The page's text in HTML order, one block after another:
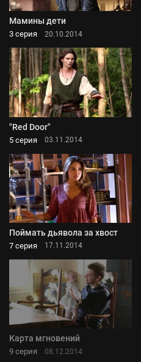
Мамины дети
3 серия 20.10.2014
"Red Door"
5 серия 03.11.2014
Поймать дьявола за хвост
7 серия 17.11.2014
Карта мгновений
9 серия 08.12.2014